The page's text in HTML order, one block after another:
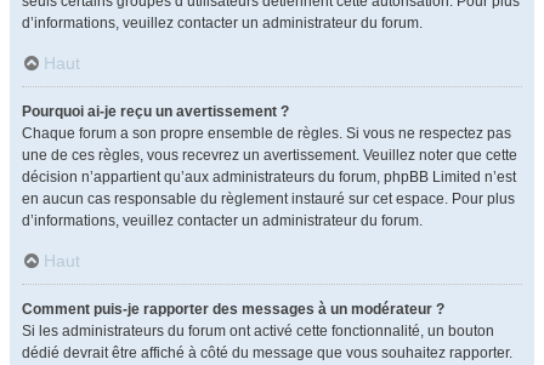
d’informations, veuillez contacter un administrateur du forum.
Haut
Pourquoi ai-je reçu un avertissement ?
Chaque forum a son propre ensemble de règles. Si vous ne respectez pas
une de ces règles, vous recevrez un avertissement. Veuillez noter que cette
décision n’appartient qu’aux administrateurs du forum, phpBB Limited n’est
en aucun cas responsable du règlement instauré sur cet espace. Pour plus
d’informations, veuillez contacter un administrateur du forum.
Haut
Comment puis-je rapporter des messages à un modérateur ?
Si les administrateurs du forum ont activé cette fonctionnalité, un bouton
dédié devrait être affiché à côté du message que vous souhaitez rapporter.